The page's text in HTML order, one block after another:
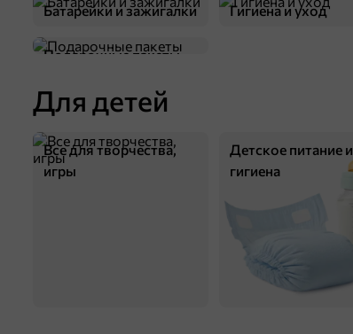
Батарейки и зажигалки Гигиена и уход
Подарочные пакеты
Для детей
Все для творчества,
игры
Детское питание и
гигиена